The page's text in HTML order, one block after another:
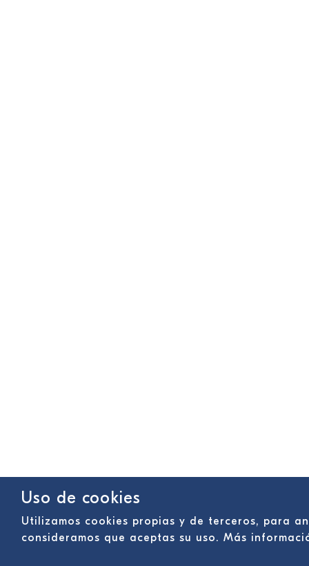
Uso de cookies
Utilizamos cookies propias y de terceros, para
consideramos que aceptas su uso. Más